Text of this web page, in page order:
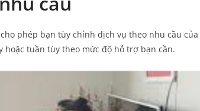
cho phép bạn tùy chỉnh dịch vụ theo nhu cầu
hoặc tuần tùy theo mức độ hỗ trợ bạn cần.